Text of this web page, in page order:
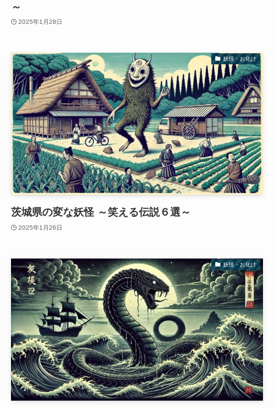
～
2025年1月28日
妖怪・お化け
茨城県の変な妖怪 ～笑える伝説６選～
2025年1月26日
妖怪・お化け